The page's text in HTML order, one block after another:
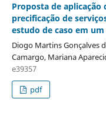
Proposta de aplicação
precificação de
estudo de caso em
Diogo Martins Gonçalves
Camargo, Mariana
e39357
pdf